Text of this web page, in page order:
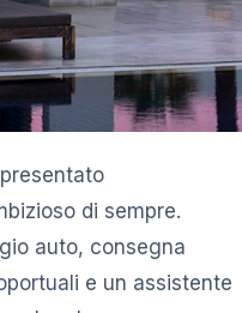
di sempre.
auto, consegna
e un assistente